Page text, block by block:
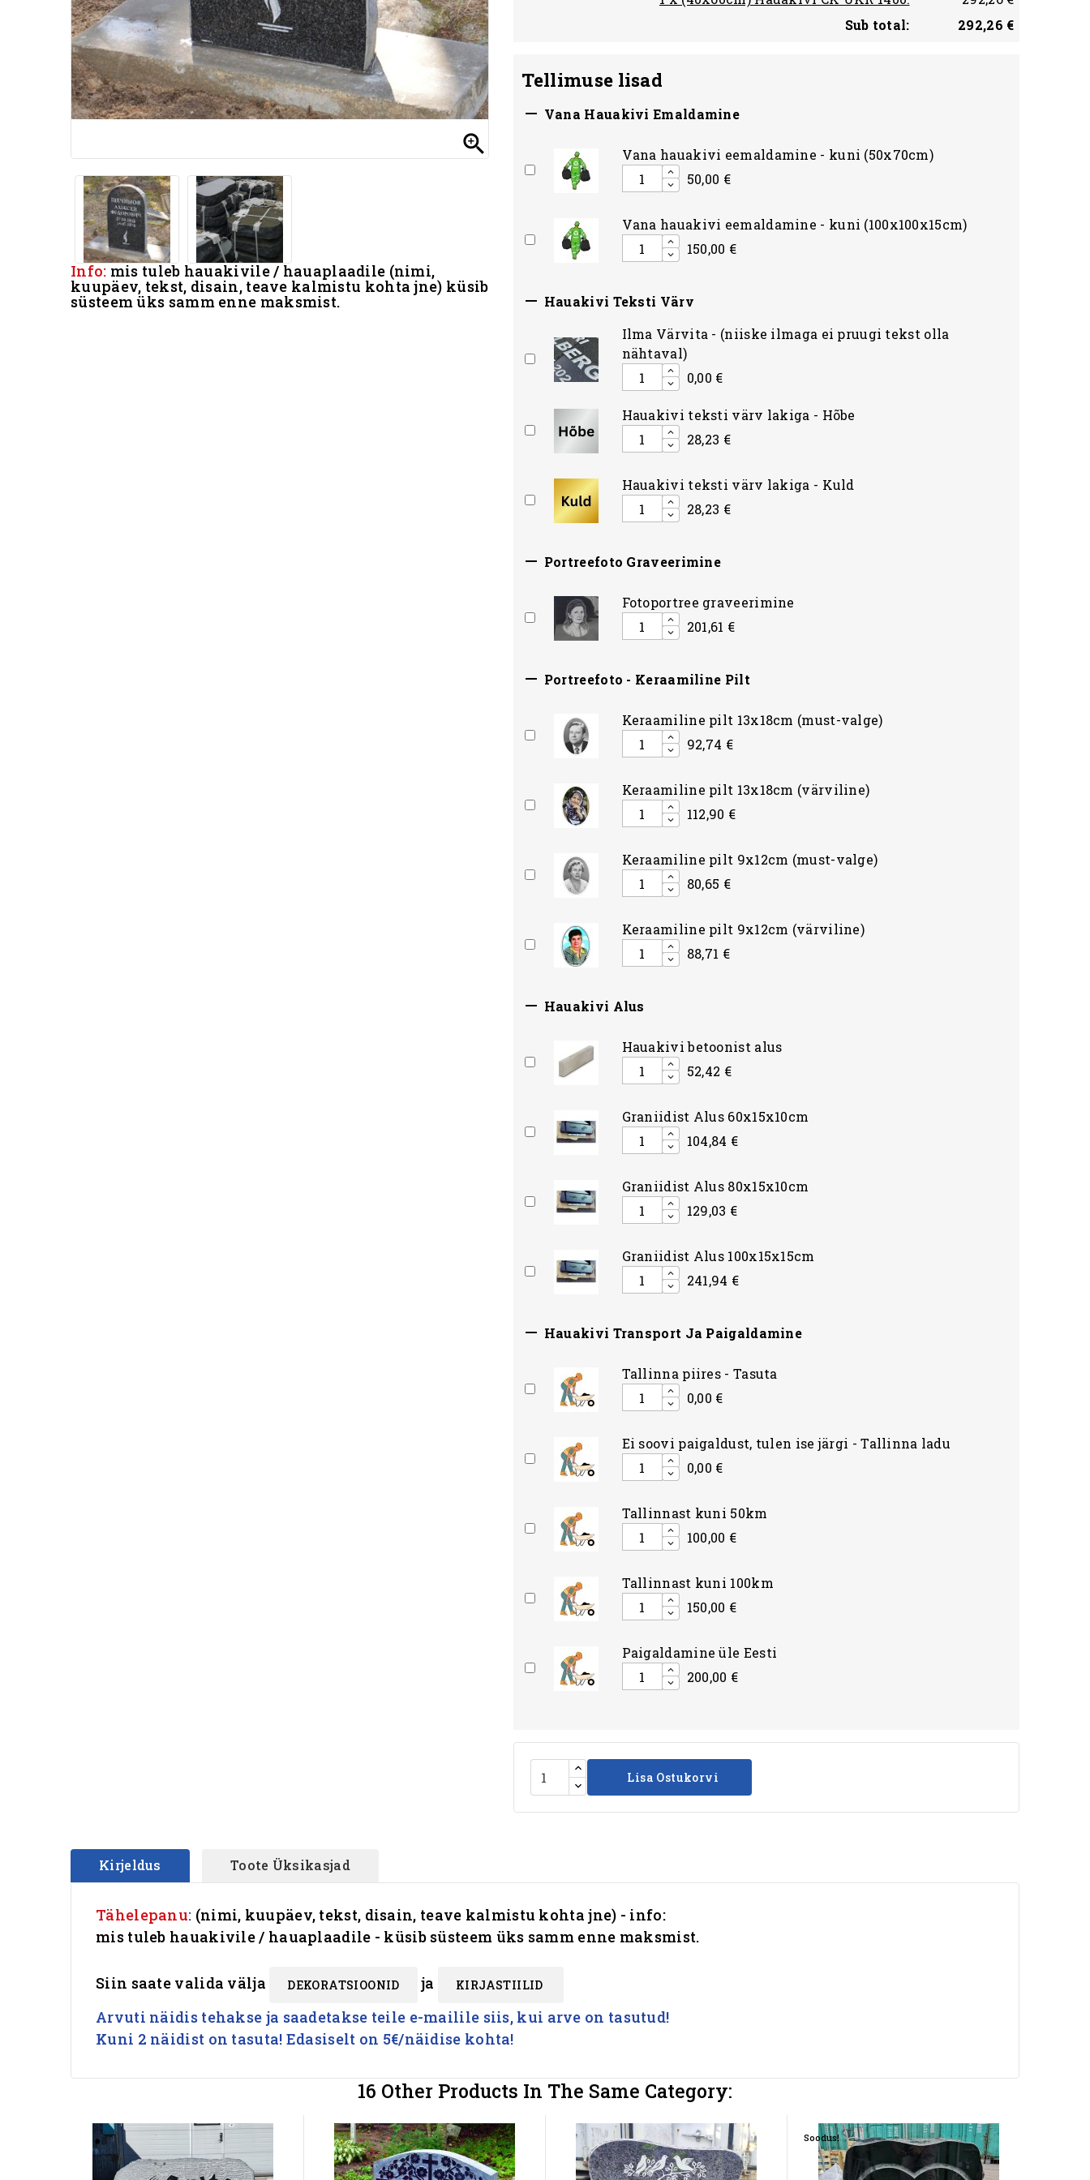

Info: mis tuleb hauakivile / hauaplaadile (nimi,
kuupäev, tekst, disain, teave kalmistu kohta jne) küsib
süsteem üks samm enne maksmist.
Sub total:
292,26 €
Tellimuse lisad
 Vana Hauakivi Emaldamine
Vana hauakivi eemaldamine - kuni (50x70cm)
50,00 €
Vana hauakivi eemaldamine - kuni (100x100x15cm)
150,00 €
 Hauakivi Teksti Värv
Ilma Värvita - (niiske ilmaga ei pruugi tekst olla
nähtaval)
0,00 €
Hauakivi teksti värv lakiga - Hõbe
28,23 €
Hauakivi teksti värv lakiga - Kuld
28,23 €
 Portreefoto Graveerimine
Fotoportree graveerimine
201,61 €
 Portreefoto - Keraamiline Pilt
Keraamiline pilt 13x18cm (must-valge)
92,74 €
Keraamiline pilt 13x18cm (värviline)
112,90 €
Keraamiline pilt 9x12cm (must-valge)
80,65 €
Keraamiline pilt 9x12cm (värviline)
88,71 €
 Hauakivi Alus
Hauakivi betoonist alus
52,42 €
Graniidist Alus 60x15x10cm
104,84 €
Graniidist Alus 80x15x10cm
129,03 €
Graniidist Alus 100x15x15cm
241,94 €
 Hauakivi Transport Ja Paigaldamine
Tallinna piires - Tasuta
0,00 €
Ei soovi paigaldust, tulen ise järgi - Tallinna ladu
0,00 €
Tallinnast kuni 50km
100,00 €
Tallinnast kuni 100km
150,00 €
Paigaldamine üle Eesti
200,00 €
Lisa Ostukorvi
Kirjeldus Toote Üksikasjad
Tähelepanu: (nimi, kuupäev, tekst, disain, teave kalmistu kohta jne) - info:
mis tuleb hauakivile / hauaplaadile - küsib süsteem üks samm enne maksmist.
Siin saate valida välja DEKORATSIOONID ja KIRJASTIILID
Arvuti näidis tehakse ja saadetakse teile e-mailile siis, kui arve on tasutud!
Kuni 2 näidist on tasuta! Edasiselt on 5€/näidise kohta!
16 Other Products In The Same Category:
Soodus!